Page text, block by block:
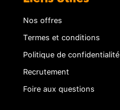
Nos offres
Termes et conditions
Politique de confidentialité
Recrutement
Foire aux questions